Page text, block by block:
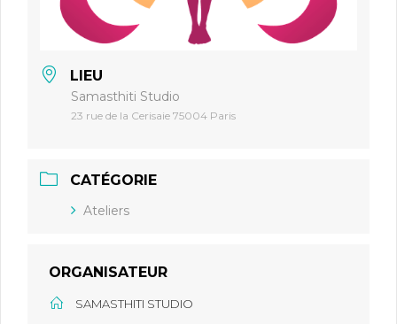
LIEU
Samasthiti Studio
23 rue de la Cerisaie 75004 Paris
CATÉGORIE
Ateliers
ORGANISATEUR
SAMASTHITI STUDIO